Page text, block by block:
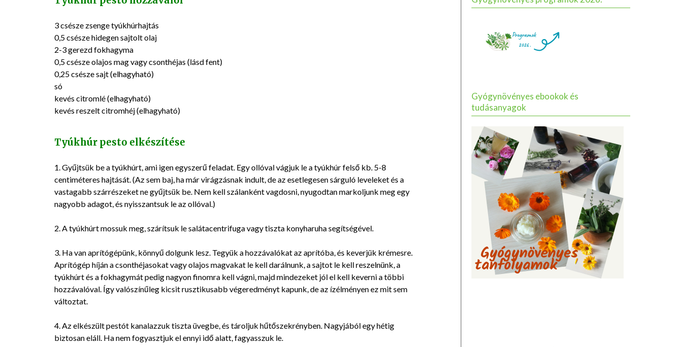
3 csésze zsenge tyúkhúrhajtás
0,5 csésze hidegen sajtolt olaj
2-3 gerezd fokhagyma
0,5 csésze olajos mag vagy csonthéjas (lásd fent)
0,25 csésze sajt (elhagyható)
só
kevés citromlé (elhagyható)
kevés reszelt citromhéj (elhagyható)
Tyúkhúr pesto elkészítése
1. Gyűjtsük be a tyúkhúrt, ami igen egyszerű feladat. Egy ollóval vágjuk le a tyúkhúr felső kb. 5-8
centiméteres hajtását. (Az sem baj, ha már virágzásnak indult, de az esetlegesen sárguló leveleket és a
vastagabb szárrészeket ne gyűjtsük be. Nem kell szálanként vagdosni, nyugodtan markoljunk meg egy
nagyobb adagot, és nyisszantsuk le az ollóval.)
2. A tyúkhúrt mossuk meg, szárítsuk le salátacentrifuga vagy tiszta konyharuha segítségével.
3. Ha van aprítógépünk, könnyű dolgunk lesz. Tegyük a hozzávalókat az aprítóba, és keverjük krémesre.
Aprítógép híján a csonthéjasokat vagy olajos magvakat le kell darálnunk, a sajtot le kell reszelnünk, a
tyúkhúrt és a fokhagymát pedig nagyon finomra kell vágni, majd mindezeket jól el kell keverni a többi
hozzávalóval. Így valószínűleg kicsit rusztikusabb végeredményt kapunk, de az ízélményen ez mit sem
változtat.
4. Az elkészült pestót kanalazzuk tiszta üvegbe, és tároljuk hűtőszekrényben. Nagyjából egy hétig
biztosan eláll. Ha nem fogyasztjuk el ennyi idő alatt, fagyasszuk le.
Gyógynövényes ebookok és
tudásanyagok